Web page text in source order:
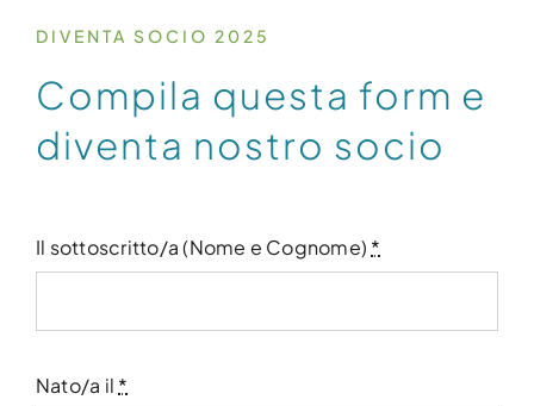
DIVENTA SOCIO 2025
Compila questa form e
diventa nostro socio
Il sottoscritto/a (Nome e Cognome) *
Nato/a il *